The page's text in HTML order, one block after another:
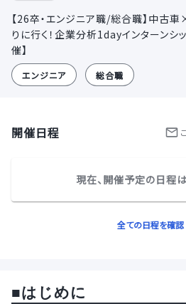
【26卒・エンジニア職/総合職】中古
りに行く！企業分析1dayインターンシ
催】
エンジニア 総合職
開催日程
現在、開催予定の日程
全ての日程を確認
■はじめに